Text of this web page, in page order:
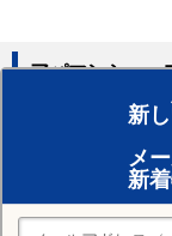
新
メ
新
アパマンショッ
賃貸のプロがお部屋
おまかせ物件リク
住みたい街の店舗を